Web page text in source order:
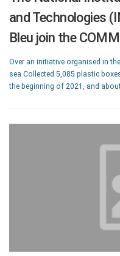
and Technologies
Bleu join the
Over an initiative organised in
sea Collected 5,085 plastic
the beginning of 2021, and